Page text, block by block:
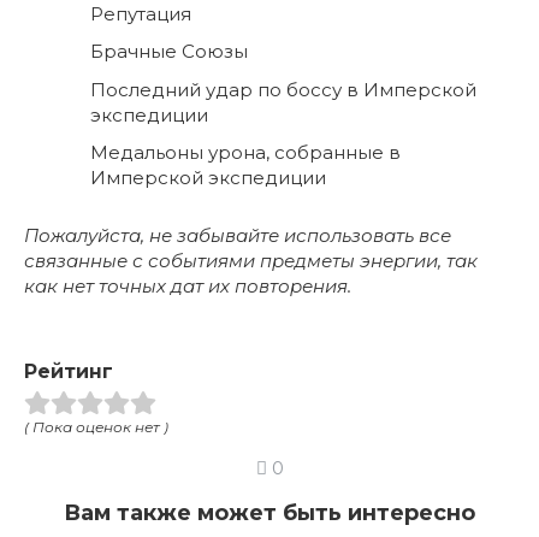
Репутация
Брачные Союзы
Последний удар по боссу в Имперской
экспедиции
Медальоны урона, собранные в
Имперской экспедиции
Пожалуйста, не забывайте использовать все
связанные с событиями предметы энергии, так
как нет точных дат их повторения.
Рейтинг
( Пока оценок нет )
0
Вам также может быть интересно